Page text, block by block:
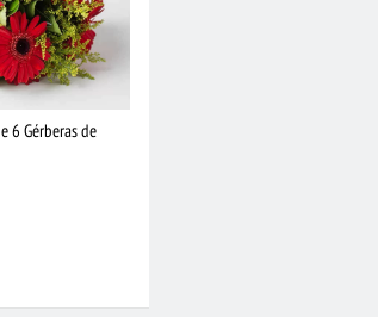
6 Gérberas de